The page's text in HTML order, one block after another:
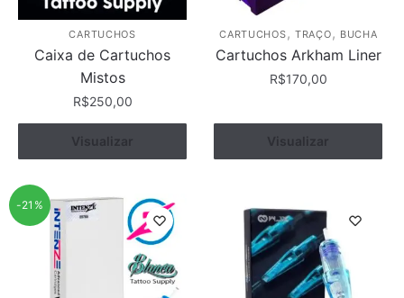
página
do
produto
CARTUCHOS
Caixa de Cartuchos
Mistos
R$250,00
Comprar
Visualizar
CARTUCHOS, TRAÇO, BUCHA
Cartuchos Arkham Liner
R$170,00
Ver opções
produto
tem
As
opções
podem
ser
Visualizar
-21%